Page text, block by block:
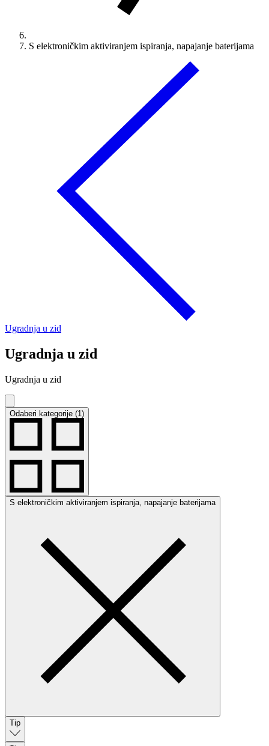
S elektroničkim aktiviranjem ispiranja, napajanje baterijama
Ugradnja u zid
Ugradnja u zid
Ugradnja u zid
Odaberi kategorije (1)
S elektroničkim aktiviranjem ispiranja, napajanje baterijama
Tip